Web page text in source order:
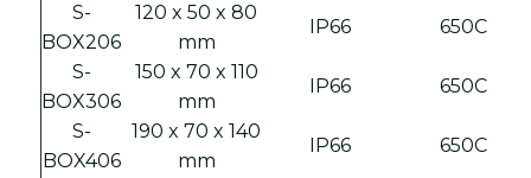
S-
BOX206
120 x 50 x 80
mm
IP66
650C
S-
BOX306
150 x 70 x 110
mm
IP66
650C
S-
BOX406
190 x 70 x 140
mm
IP66
650C